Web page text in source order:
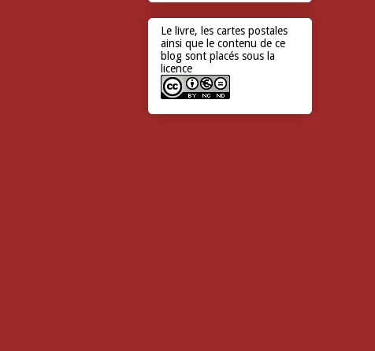
Le livre, les cartes postales
ainsi que le contenu de ce
blog sont placés sous la
licence